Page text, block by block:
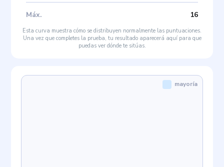
Máx. 16
Esta curva muestra cómo se distribuyen normalmente las puntuaciones.
Una vez que completes la prueba, tu resultado aparecerá aquí para que
puedas ver dónde te sitúas.
mayoría